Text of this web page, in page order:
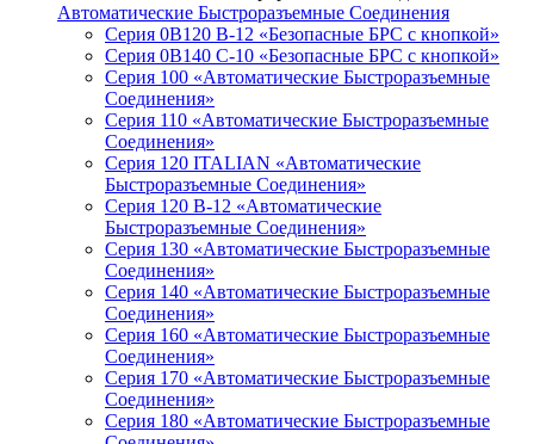
Автоматические Быстроразъемные Соединения
Серия 0B120 B-12 «Безопасные БРС с кнопкой»
Серия 0B140 C-10 «Безопасные БРС с кнопкой»
Серия 100 «Автоматические Быстроразъемные
Соединения»
Серия 110 «Автоматические Быстроразъемные
Соединения»
Серия 120 ITALIAN «Автоматические
Быстроразъемные Соединения»
Серия 120 B-12 «Автоматические
Быстроразъемные Соединения»
Серия 130 «Автоматические Быстроразъемные
Соединения»
Серия 140 «Автоматические Быстроразъемные
Соединения»
Серия 160 «Автоматические Быстроразъемные
Соединения»
Серия 170 «Автоматические Быстроразъемные
Соединения»
Серия 180 «Автоматические Быстроразъемные